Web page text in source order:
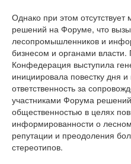
Однако при этом
решений на Форуме, что
лесопромышленников и
бизнесом и органами
Конфедерация выступила
инициировала повестку дня
ответственность за
участниками Форума
общественностью в целях
информированности о
репутации и преодоления
стереотипов.